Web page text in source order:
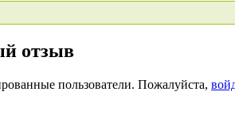
отзыв
пользователи. Пожалуйста,